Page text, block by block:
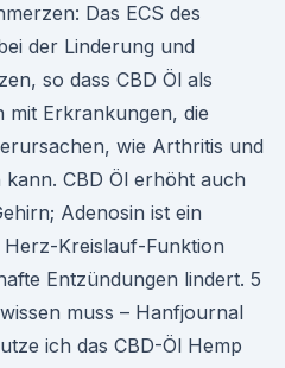
Das ECS des
der Linderung und
so dass CBD Öl als
Erkrankungen, die
wie Arthritis und
CBD Öl erhöht auch
Adenosin ist ein
Kreislauf-Funktion
Entzündungen lindert. 5
muss – Hanfjournal
ich das CBD-Öl Hemp